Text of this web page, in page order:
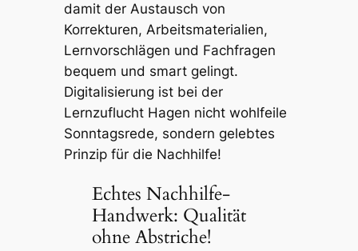
damit der Austausch von
Korrekturen, Arbeitsmaterialien,
Lernvorschlägen und Fachfragen
bequem und smart gelingt.
Digitalisierung ist bei der
Lernzuflucht Hagen nicht wohlfeile
Sonntagsrede, sondern gelebtes
Prinzip für die Nachhilfe!
Echtes Nachhilfe-
Handwerk: Qualität
ohne Abstriche!